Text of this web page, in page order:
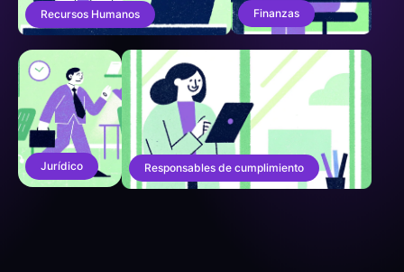
Recursos Humanos Finanzas
Jurídico Responsables de cumplimiento